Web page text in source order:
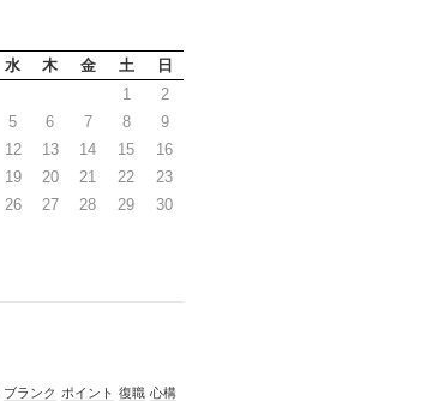
水 木 金 土
日
1
2
5 6 7 8
9
12 13 14 15
16
19 20 21 22
23
26 27 28 29
30
ブランク ポイント 復職 心構